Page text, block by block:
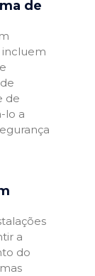
de
incluem
de
lo a
a
do